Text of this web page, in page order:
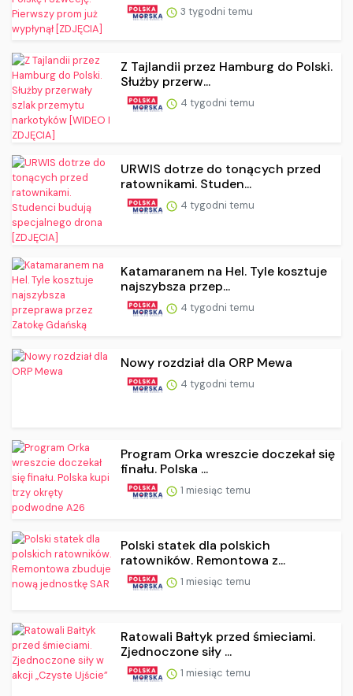
3 tygodni temu
Z Tajlandii przez Hamburg do Polski.
Służby przerw...
4 tygodni temu
URWIS dotrze do tonących przed
ratownikami. Studen...
4 tygodni temu
Katamaranem na Hel. Tyle kosztuje
najszybsza przep...
4 tygodni temu
Nowy rozdział dla ORP Mewa
4 tygodni temu
Program Orka wreszcie doczekał się
finału. Polska ...
1 miesiąc temu
Polski statek dla polskich
ratowników. Remontowa z...
1 miesiąc temu
Ratowali Bałtyk przed śmieciami.
Zjednoczone siły ...
1 miesiąc temu